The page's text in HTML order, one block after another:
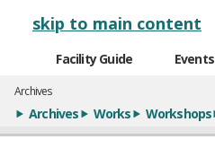
skip to main content
Facility Guide Events
Archives
Archives Works Workshops